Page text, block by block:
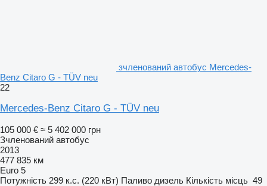
зчленований автобус Mercedes-
Benz Citaro G - TÜV neu
22
Mercedes-Benz Citaro G - TÜV neu
105 000 € ≈ 5 402 000 грн
Зчленований автобус
2013
477 835 км
Euro 5
Потужність 299 к.с. (220 кВт) Паливо дизель Кількість місць 49